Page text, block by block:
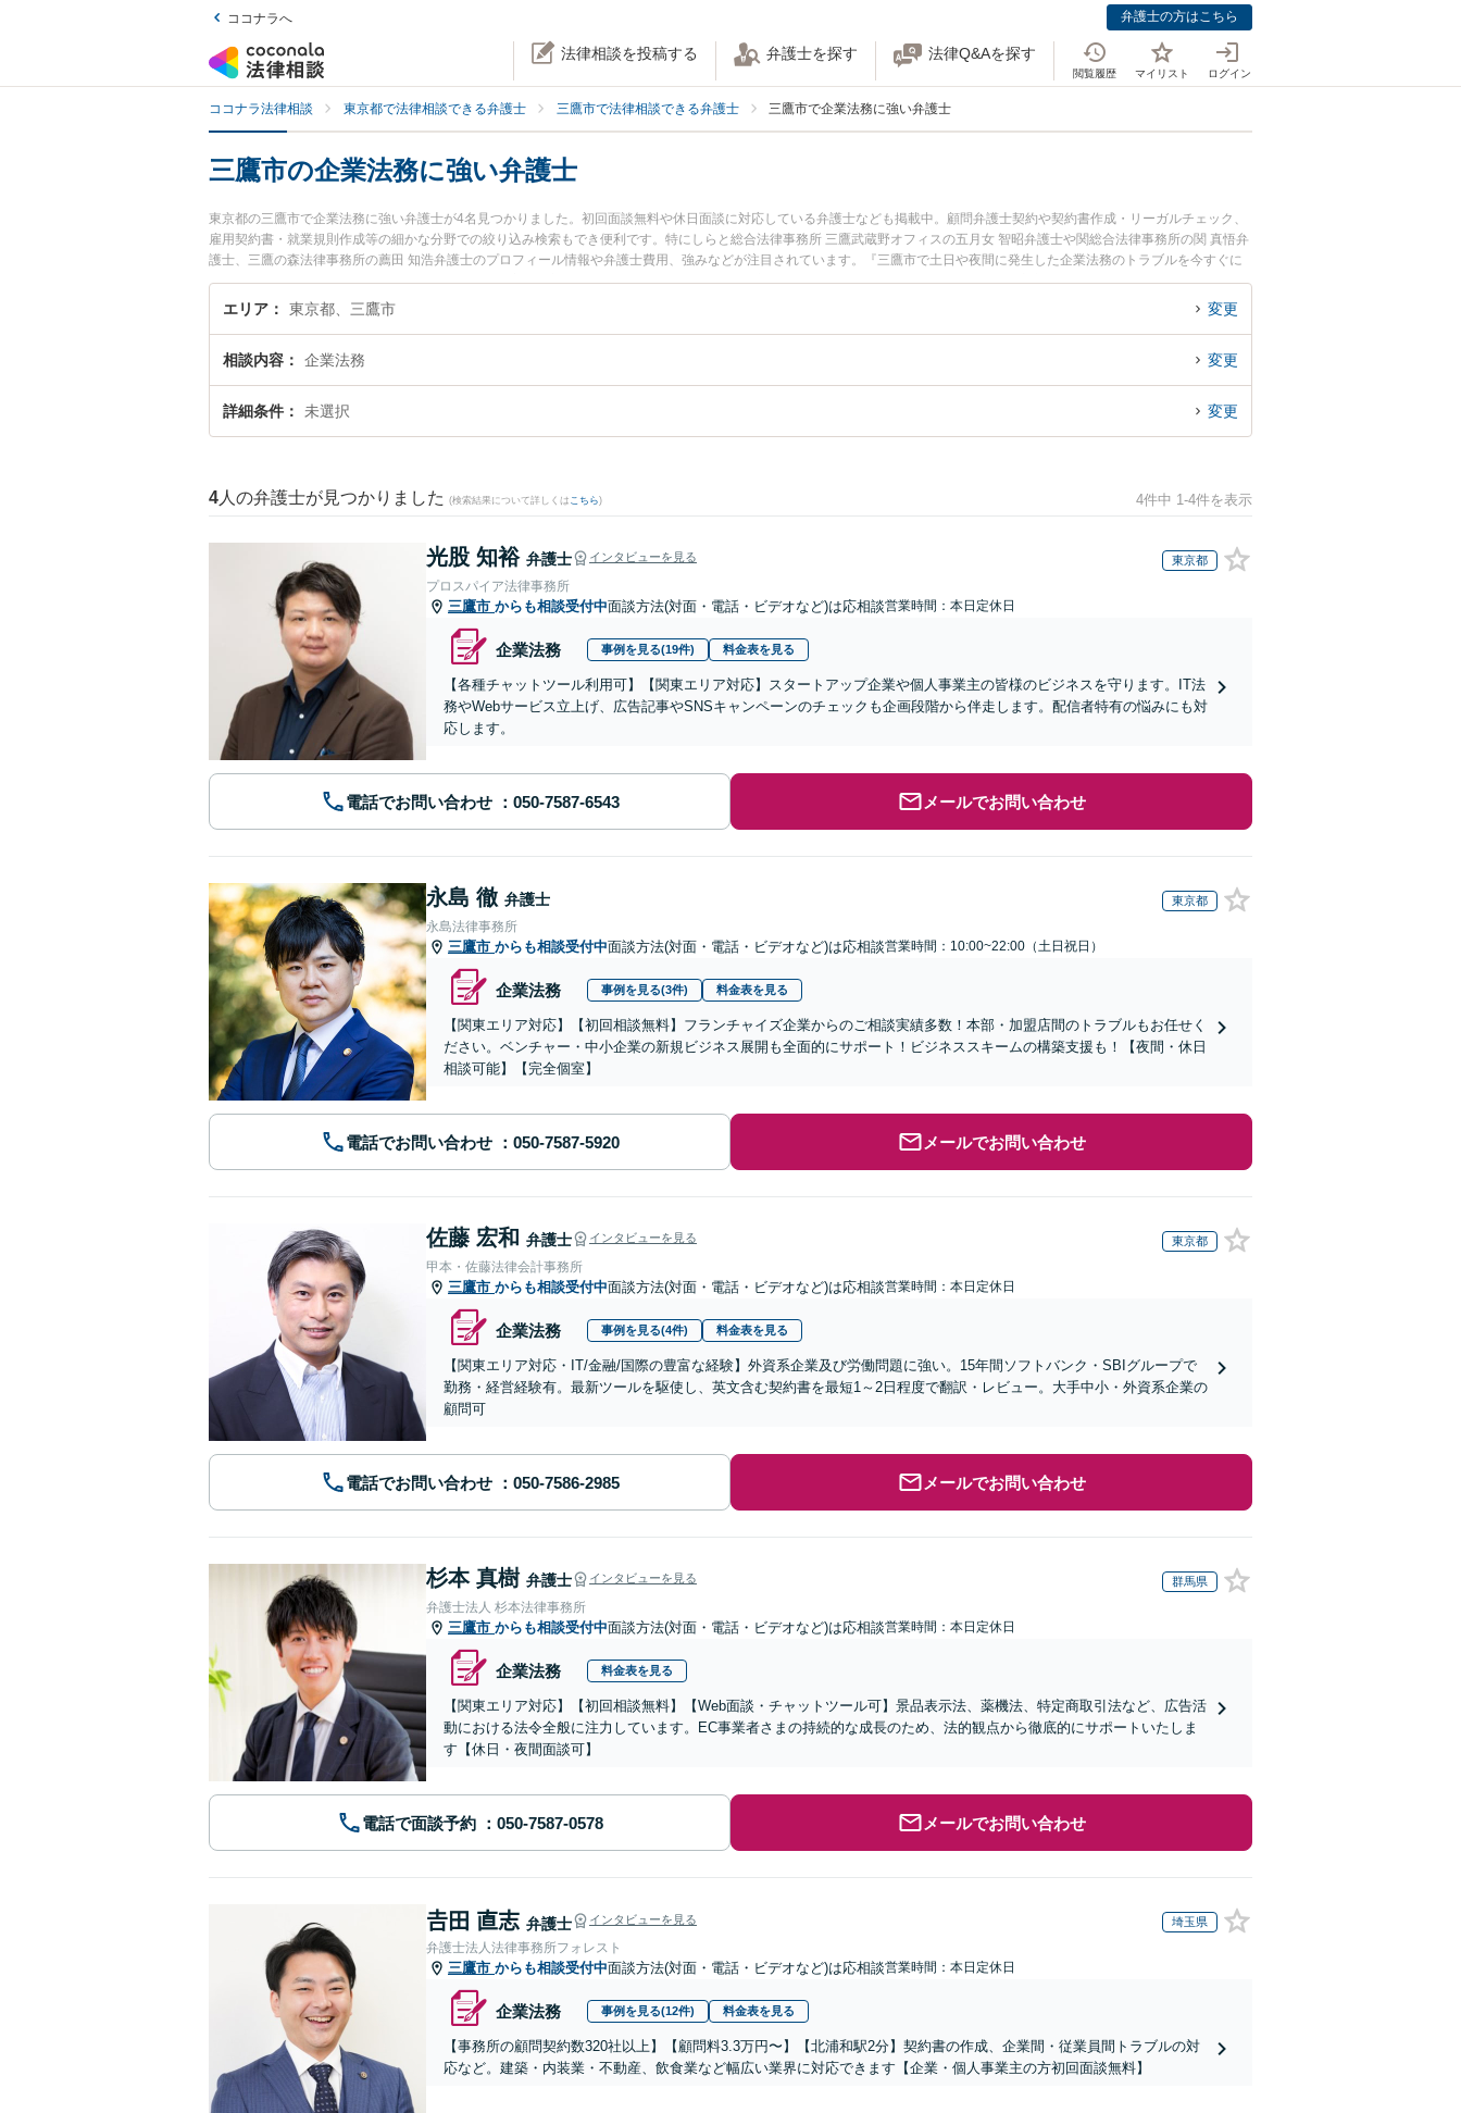
ココナラへ 弁護士の方はこちら
法律相談を投稿する 弁護士を探す 法律Q&Aを探す
閲覧履歴 マイリスト ログイン
ココナラ法律相談 東京都で法律相談できる弁護士 三鷹市で法律相談できる弁護士 三鷹市で企業法務に強い弁護士
三鷹市の企業法務に強い弁護士
東京都の三鷹市で企業法務に強い弁護士が4名見つかりました。初回面談無料や休日面談に対応している弁護士なども掲載中。顧問弁護士契約や契約書作成・リーガルチェック、
雇用契約書・就業規則作成等の細かな分野での絞り込み検索もでき便利です。特にしらと総合法律事務所 三鷹武蔵野オフィスの五月女 智昭弁護士や関総合法律事務所の関 真悟弁
護士、三鷹の森法律事務所の薦田 知浩弁護士のプロフィール情報や弁護士費用、強みなどが注目されています。『三鷹市で土日や夜間に発生した企業法務のトラブルを今すぐに
弁護士に相談したい』『企業法務のトラブル解決の実績豊富な近くの弁護士を検索したい』『初回相談無料で企業法務を法律相談できる三鷹市内の弁護士に相談予約したい』など
でお困りの相談者さんにおすすめです。
エリア 東京都、三鷹市 変更
相談内容 企業法務 変更
詳細条件 未選択 変更
4 人の弁護士が見つかりました (検索結果について詳しくは こちら) 4件中 1-4件を表示
光股 知裕 弁護士 インタビューを見る 東京都
プロスパイア法律事務所
三鷹市 からも相談受付中面談方法(対面・電話・ビデオなど)は応相談営業時間：本日定休日
企業法務 事例を見る(19件) 料金表を見る
【各種チャットツール利用可】【関東エリア対応】スタートアップ企業や個人事業主の皆様のビジネスを守ります。IT法
務やWebサービス立上げ、広告記事やSNSキャンペーンのチェックも企画段階から伴走します。配信者特有の悩みにも対
応します。
電話でお問い合わせ メールでお問い合わせ
永島 徹 弁護士 東京都
永島法律事務所
三鷹市 からも相談受付中面談方法(対面・電話・ビデオなど)は応相談営業時間：10:00~22:00（土日祝日）
企業法務 事例を見る(3件) 料金表を見る
【関東エリア対応】【初回相談無料】フランチャイズ企業からのご相談実績多数！本部・加盟店間のトラブルもお任せく
ださい。ベンチャー・中小企業の新規ビジネス展開も全面的にサポート！ビジネススキームの構築支援も！【夜間・休日
相談可能】【完全個室】
電話でお問い合わせ メールでお問い合わせ
佐藤 宏和 弁護士 インタビューを見る 東京都
甲本・佐藤法律会計事務所
三鷹市 からも相談受付中面談方法(対面・電話・ビデオなど)は応相談営業時間：本日定休日
企業法務 事例を見る(4件) 料金表を見る
【関東エリア対応・IT/金融/国際の豊富な経験】外資系企業及び労働問題に強い。15年間ソフトバンク・SBIグループで
勤務・経営経験有。最新ツールを駆使し、英文含む契約書を最短1～2日程度で翻訳・レビュー。大手中小・外資系企業の
顧問可
電話でお問い合わせ メールでお問い合わせ
杉本 真樹 弁護士 インタビューを見る 群馬県
弁護士法人 杉本法律事務所
三鷹市 からも相談受付中面談方法(対面・電話・ビデオなど)は応相談営業時間：本日定休日
企業法務 料金表を見る
【関東エリア対応】【初回相談無料】【Web面談・チャットツール可】景品表示法、薬機法、特定商取引法など、広告活
動における法令全般に注力しています。EC事業者さまの持続的な成長のため、法的観点から徹底的にサポートいたしま
す【休日・夜間面談可】
電話で面談予約 メールでお問い合わせ
𠮷田 直志 弁護士 インタビューを見る 埼玉県
弁護士法人法律事務所フォレスト
三鷹市 からも相談受付中面談方法(対面・電話・ビデオなど)は応相談営業時間：本日定休日
企業法務 事例を見る(12件) 料金表を見る
【事務所の顧問契約数320社以上】【顧問料3.3万円〜】【北浦和駅2分】契約書の作成、企業間・従業員間トラブルの対
応など。建築・内装業・不動産、飲食業など幅広い業界に対応できます【企業・個人事業主の方初回面談無料】